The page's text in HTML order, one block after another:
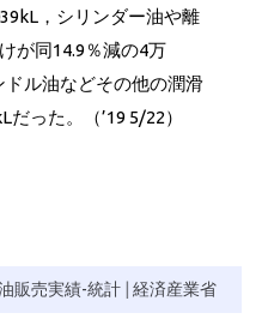
，シリンダー油や離
が同14.9％減の4万
ル油などその他の潤滑
った。（’19 5/22）
販売実績-統計| 経済産業省